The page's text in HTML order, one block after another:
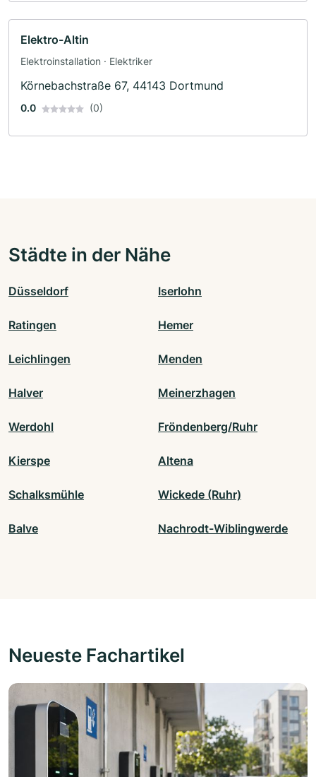
Elektro-Altin
Elektroinstallation · Elektriker
Körnebachstraße 67, 44143 Dortmund
0.0 (0)
Städte in der Nähe
Düsseldorf Iserlohn
Ratingen Hemer
Leichlingen Menden
Halver Meinerzhagen
Werdohl Fröndenberg/Ruhr
Kierspe Altena
Schalksmühle Wickede (Ruhr)
Balve Nachrodt-Wiblingwerde
Neueste Fachartikel